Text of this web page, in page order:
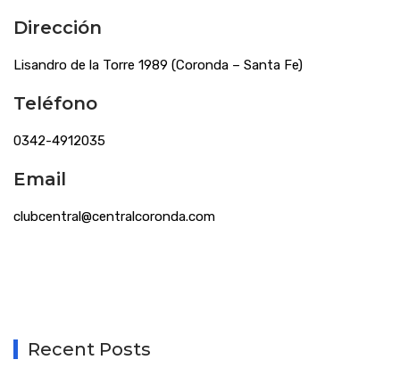
Dirección
Lisandro de la Torre 1989 (Coronda – Santa Fe)
Teléfono
0342-4912035
Email
clubcentral@centralcoronda.com
Recent Posts